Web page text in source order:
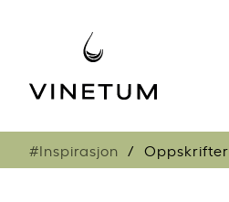
#Inspirasjon Oppskrifter